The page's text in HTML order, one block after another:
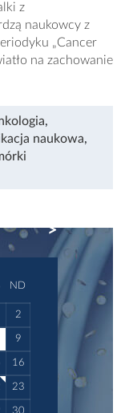
z
naukowcy z
„Cancer
na zachowanie
,
naukowa,
NEXT
ND
2
9
16
23
30